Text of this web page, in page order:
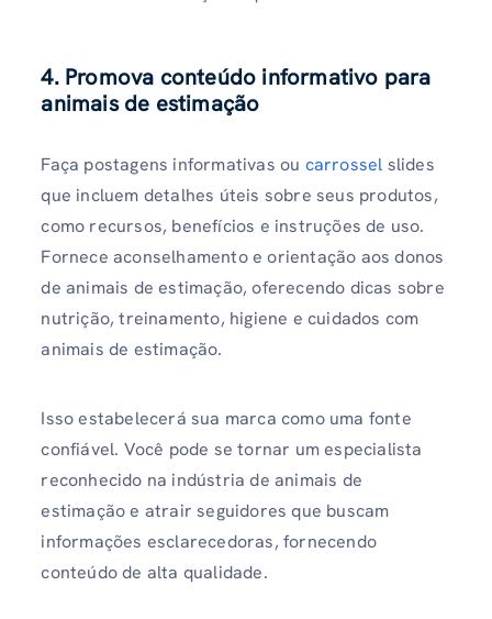
4. Promova conteúdo informativo para
animais de estimação
Faça postagens informativas ou carrossel slides
que incluem detalhes úteis sobre seus produtos,
como recursos, benefícios e instruções de uso.
Fornece aconselhamento e orientação aos donos
de animais de estimação, oferecendo dicas sobre
nutrição, treinamento, higiene e cuidados com
animais de estimação.
Isso estabelecerá sua marca como uma fonte
confiável. Você pode se tornar um especialista
reconhecido na indústria de animais de
estimação e atrair seguidores que buscam
informações esclarecedoras, fornecendo
conteúdo de alta qualidade.